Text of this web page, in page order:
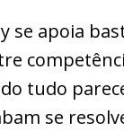
se apoia
tudo
se